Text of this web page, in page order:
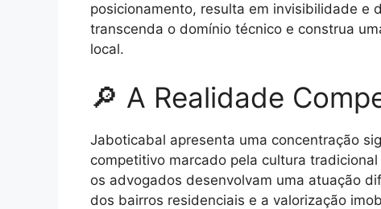
posicionamento, resulta em invisibilidade e
transcenda o domínio técnico e construa
local.
🔎 A Realidade
Jaboticabal apresenta uma concentração
competitivo marcado pela cultura
os advogados desenvolvam uma atuação
dos bairros residenciais e a valorização